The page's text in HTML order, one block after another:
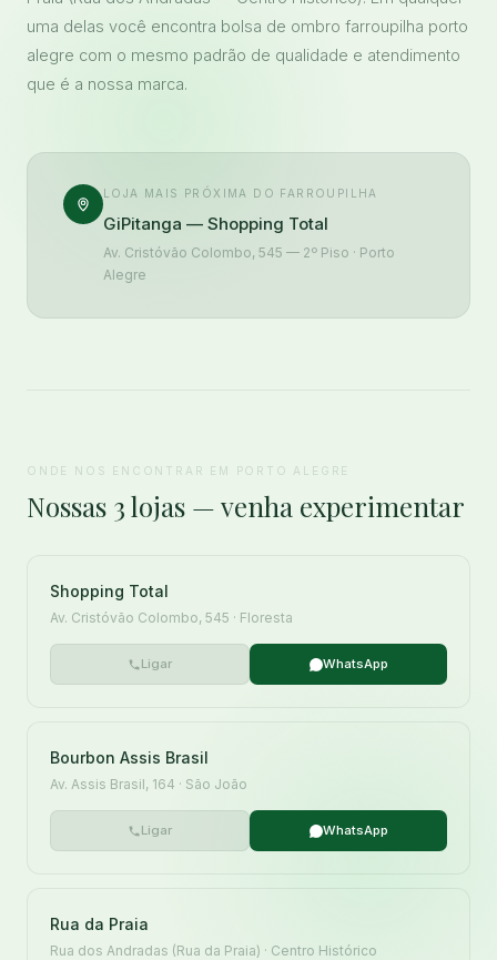
uma delas você encontra bolsa de ombro farroupilha porto
alegre com o mesmo padrão de qualidade e atendimento
que é a nossa marca.
LOJA MAIS PRÓXIMA DO FARROUPILHA
GiPitanga — Shopping Total
Av. Cristóvão Colombo, 545 — 2º Piso · Porto
Alegre
ONDE NOS ENCONTRAR EM PORTO ALEGRE
Nossas 3 lojas — venha experimentar
Shopping Total
Av. Cristóvão Colombo, 545 · Floresta
Ligar WhatsApp
Bourbon Assis Brasil
Av. Assis Brasil, 164 · São João
Ligar WhatsApp
Rua da Praia
Rua dos Andradas (Rua da Praia) · Centro Histórico